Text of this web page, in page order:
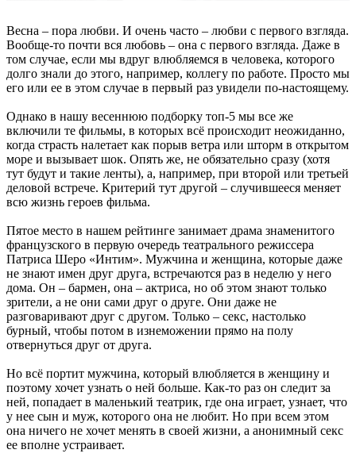
Весна – пора любви. И очень часто – любви с первого взгляда.
Вообще-то почти вся любовь – она с первого взгляда. Даже в
том случае, если мы вдруг влюбляемся в человека, которого
долго знали до этого, например, коллегу по работе. Просто мы
его или ее в этом случае в первый раз увидели по-настоящему.
Однако в нашу весеннюю подборку топ-5 мы все же
включили те фильмы, в которых всё происходит неожиданно,
когда страсть налетает как порыв ветра или шторм в открытом
море и вызывает шок. Опять же, не обязательно сразу (хотя
тут будут и такие ленты), а, например, при второй или третьей
деловой встрече. Критерий тут другой – случившееся меняет
всю жизнь героев фильма.
Пятое место в нашем рейтинге занимает драма знаменитого
французского в первую очередь театрального режиссера
Патриса Шеро «Интим». Мужчина и женщина, которые даже
не знают имен друг друга, встречаются раз в неделю у него
дома. Он – бармен, она – актриса, но об этом знают только
зрители, а не они сами друг о друге. Они даже не
разговаривают друг с другом. Только – секс, настолько
бурный, чтобы потом в изнеможении прямо на полу
отвернуться друг от друга.
Но всё портит мужчина, который влюбляется в женщину и
поэтому хочет узнать о ней больше. Как-то раз он следит за
ней, попадает в маленький театрик, где она играет, узнает, что
у нее сын и муж, которого она не любит. Но при всем этом
она ничего не хочет менять в своей жизни, а анонимный секс
ее вполне устраивает.